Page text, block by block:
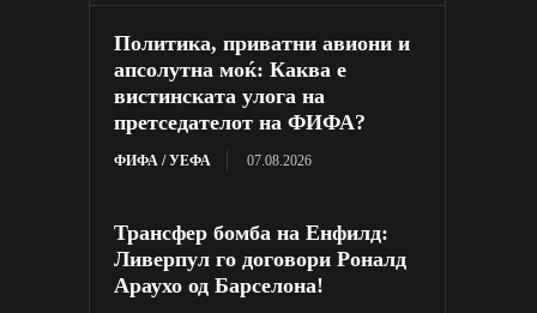
Политика, приватни авиони и
апсолутна моќ: Каква е
вистинската улога на
претседателот на ФИФА?
ФИФА / УЕФА 07.08.2026
Трансфер бомба на Енфилд:
Ливерпул го договори Роналд
Араухо од Барселона!